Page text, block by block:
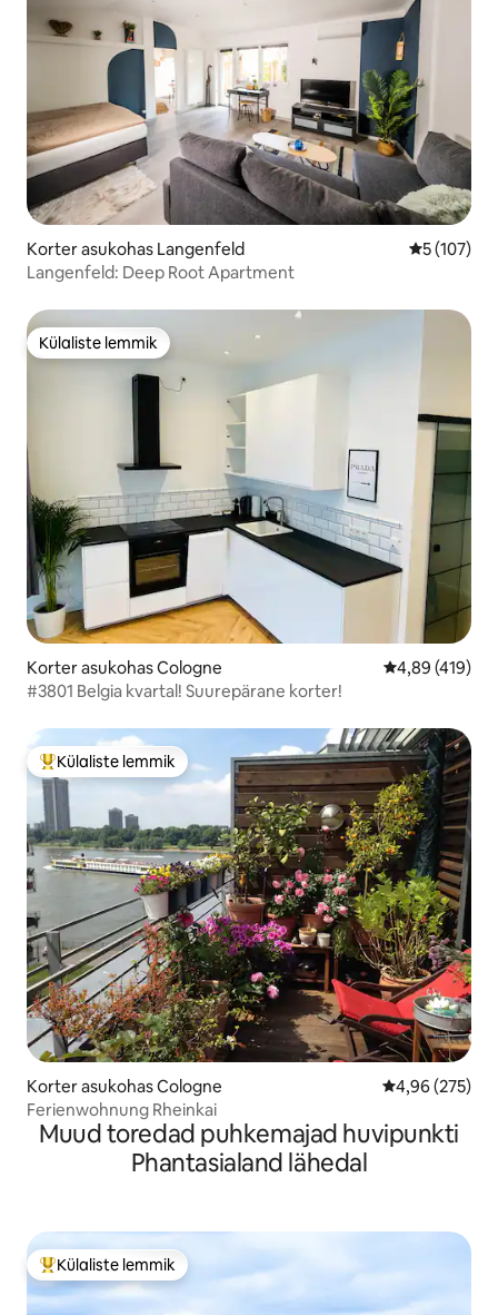
Korter asukohas Langenfeld Keskmine
5 (107)
Langenfeld: Deep Root Apartment
Külaliste lemmik
Külaliste lemmik
Korter asukohas Cologne Keskmine
4,89 (419)
#3801 Belgia kvartal! Suurepärane korter!
Külaliste suur lemmik
Külaliste lemmik
Korter asukohas Cologne Keskmine
4,96 (275)
Ferienwohnung Rheinkai
Muud toredad puhkemajad huvipunkti
Phantasialand lähedal
Külaliste suur lemmik
Külaliste lemmik